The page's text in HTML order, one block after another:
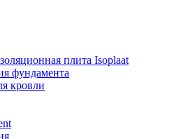
плита Isoplaat
фундамента
кровли